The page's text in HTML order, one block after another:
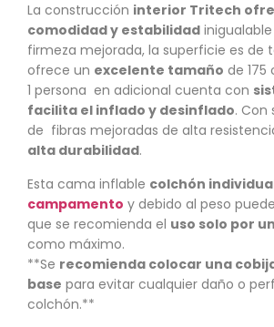
La construcción interior Tritech
comodidad y estabilidad
firmeza mejorada, la superficie es de
ofrece un excelente tamaño de
1 persona en adicional cuenta con
facilita el inflado y desinflado. Con
de fibras mejoradas de alta
alta durabilidad.
Esta cama inflable colchón
campamento y debido al peso
que se recomienda el uso solo por
como máximo.
**Se recomienda colocar una
base para evitar cualquier daño o
colchón.**